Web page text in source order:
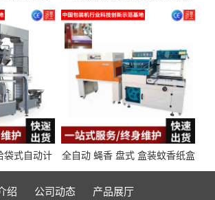
茶叶包装机
精度称重分装给袋式包装机
袋式自动计
械 给袋式
全自动 蝇香 盘式 盒装蚊香纸盒
热收缩枕式包装机
绍 公司动态 产品展厅